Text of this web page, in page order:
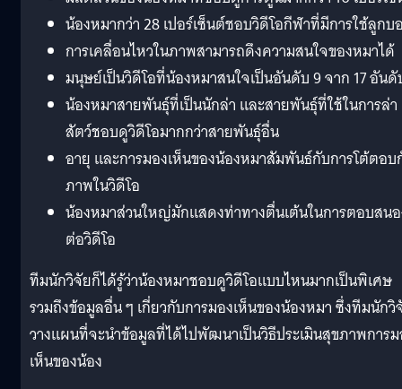
น้องหมากว่า 28 เปอร์เซ็นต์ชอบวิดีโอกีฬาที่มีการใช้ลูกบ
การเคลื่อนไหวในภาพสามารถดึงความสนใจของหมาได้
มนุษย์เป็นวิดีโอที่น้องหมาสนใจเป็นอันดับ 9 จาก 17 อัน
น้องหมาสายพันธุ์ที่เป็นนักล่า และสายพันธุ์ที่ใช้ในการล่า
สัตว์ชอบดูวิดีโอมากกว่าสายพันธุ์อื่น
อายุ และการมองเห็นของน้องหมาสัมพันธ์กับการโต้ตอ
ภาพในวิดีโอ
น้องหมาส่วนใหญ่มักแสดงท่าทางตื่นเต้นในการตอบสน
ต่อวิดีโอ
ทีมนักวิจัยก็ได้รู้ว่าน้องหมาชอบดูวิดีโอแบบไหนมากเป็นพิเศษ
รวมถึงข้อมูลอื่น ๆ เกี่ยวกับการมองเห็นของน้องหมา ซึ่งทีมนักวิ
วางแผนที่จะนำข้อมูลที่ได้ไปพัฒนาเป็นวิธีประเมินสุขภาพการ
เห็นของน้อง